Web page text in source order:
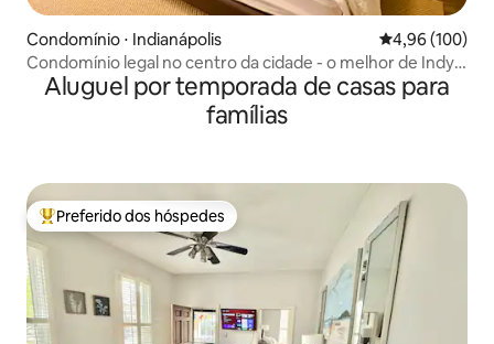
Condomínio ⋅ Indianápolis 4,96 de uma
4,96 (100)
Condomínio legal no centro da cidade - o melhor de Indy à
sua porta!
Aluguel por temporada de casas para
famílias
Entre os melhores preferidos dos hóspedes
Preferido dos hóspedes